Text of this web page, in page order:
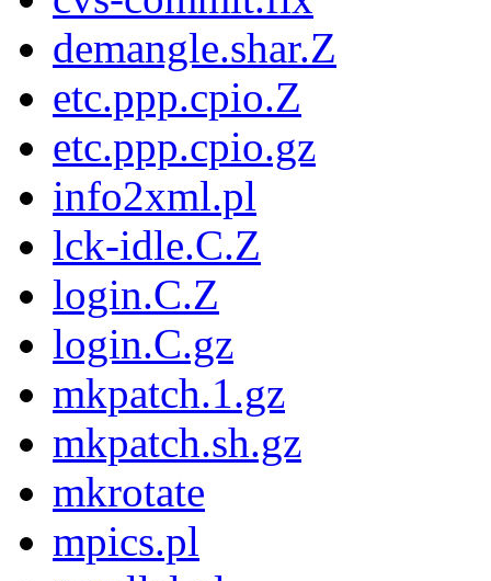
demangle.shar.Z
etc.ppp.cpio.Z
etc.ppp.cpio.gz
info2xml.pl
lck-idle.C.Z
login.C.Z
login.C.gz
mkpatch.1.gz
mkpatch.sh.gz
mkrotate
mpics.pl